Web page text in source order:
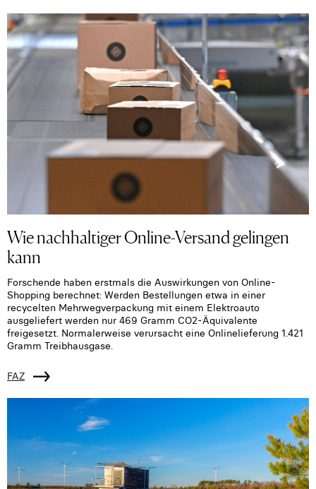
Wie nachhaltiger Online-Versand gelingen
kann
Forschende haben erstmals die Auswirkungen von Online-
Shopping berechnet: Werden Bestellungen etwa in einer
recycelten Mehrwegverpackung mit einem Elektroauto
ausgeliefert werden nur 469 Gramm CO2-Äquivalente
freigesetzt. Normalerweise verursacht eine Onlinelieferung 1.421
Gramm Treibhausgase.
FAZ